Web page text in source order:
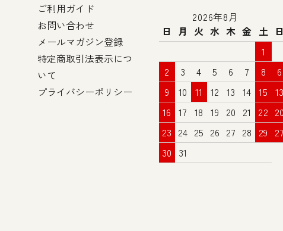
ご利用ガイド
お問い合わせ
メールマガジン登録
特定商取引法表示につ
いて
プライバシーポリシー
2026年8月
日
月 火 水 木 金 土
1
2
3 4 5 6 7
8
9
10 11 12 13 14 15
16 17 18 19 20 21
22
23 24 25 26 27 28 29
30 31
日
6
13
20
27